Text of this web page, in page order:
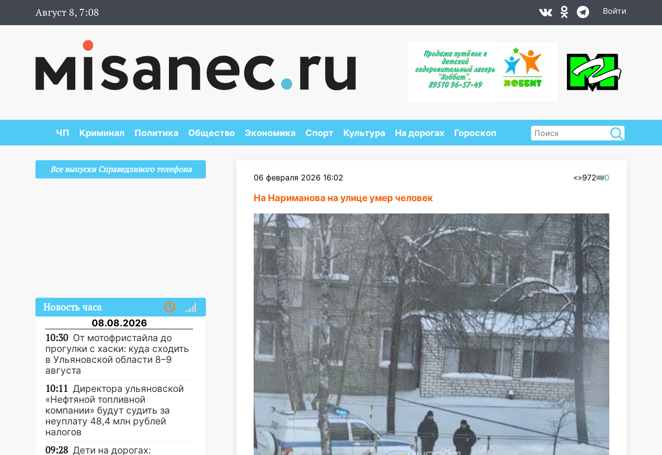
Август 8, 7:08 Войти
ЧП Криминал Политика Общество Экономика Спорт Культура На дорогах Гороскоп
06 февраля 2026 16:02 972 0
На Нариманова на улице умер человек
Все выпуски Справедливого телефона
Новость часа
08.08.2026
10:30 От мотофристайла до
прогулки с хаски: куда сходить
в Ульяновской области 8–9
августа
10:11 Директора ульяновской
«Нефтяной топливной
компании» будут судить за
неуплату 48,4 млн рублей
налогов
09:28 Дети на дорогах: